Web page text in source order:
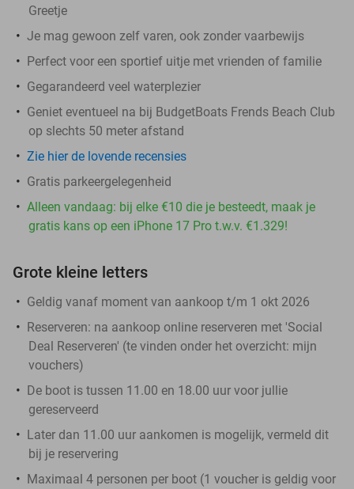
Greetje
Je mag gewoon zelf varen, ook zonder vaarbewijs
Perfect voor een sportief uitje met vrienden of familie
Gegarandeerd veel waterplezier
Geniet eventueel na bij BudgetBoats Frends Beach Club
op slechts 50 meter afstand
Zie hier de lovende recensies
Gratis parkeergelegenheid
Alleen vandaag: bij elke €10 die je besteedt, maak je
gratis kans op een iPhone 17 Pro t.w.v. €1.329!
Grote kleine letters
Geldig vanaf moment van aankoop t/m 1 okt 2026
Reserveren: na aankoop online reserveren met 'Social
Deal Reserveren' (te vinden onder het overzicht: mijn
vouchers)
De boot is tussen 11.00 en 18.00 uur voor jullie
gereserveerd
Later dan 11.00 uur aankomen is mogelijk, vermeld dit
bij je reservering
Maximaal 4 personen per boot (1 voucher is geldig voor